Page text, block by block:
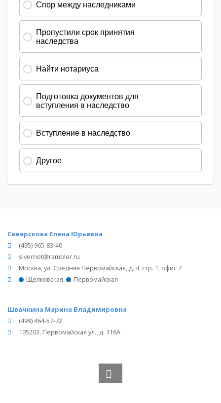
Сиверскова Елена Юрьевна
(495) 965-83-40
sivernot@rambler.ru
Москва, ул. Средняя Первомайская, д. 4, стр. 1, офис 7
Щелковская, Первомайская
Швачкина Марина Владимировна
(499) 464-57-72
105203, Первомайская ул., д. 116А